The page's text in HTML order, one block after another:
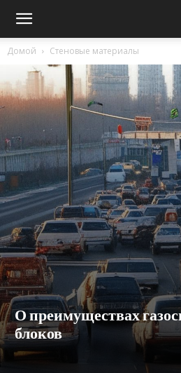
Домой Стеновые материалы
О преимуществах
блоков